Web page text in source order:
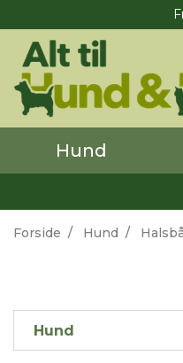
Hund
Forside Hund
Hund